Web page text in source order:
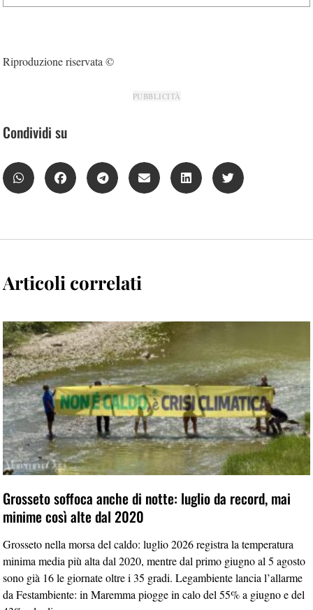
Riproduzione riservata ©
PUBBLICITÀ
Condividi su
Articoli correlati
Grosseto soffoca anche di notte: luglio da record, mai
minime così alte dal 2020
Grosseto nella morsa del caldo: luglio 2026 registra la temperatura
minima media più alta dal 2020, mentre dal primo giugno al 5 agosto
sono già 16 le giornate oltre i 35 gradi. Legambiente lancia l’allarme
da Festambiente: in Maremma piogge in calo del 55% a giugno e del